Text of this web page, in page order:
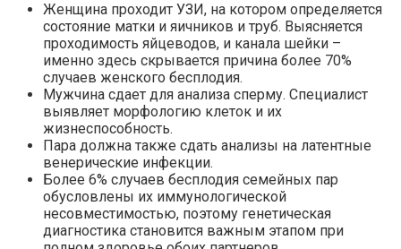
Женщина проходит УЗИ, на котором определяется
состояние матки и яичников и труб. Выясняется
проходимость яйцеводов, и канала шейки –
именно здесь скрывается причина более 70%
случаев женского бесплодия.
Мужчина сдает для анализа сперму. Специалист
выявляет морфологию клеток и их
жизнеспособность.
Пара должна также сдать анализы на латентные
венерические инфекции.
Более 6% случаев бесплодия семейных пар
обусловлены их иммунологической
несовместимостью, поэтому генетическая
диагностика становится важным этапом при